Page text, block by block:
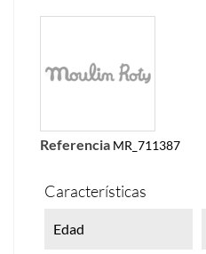
Referencia MR_711387
Características
Edad